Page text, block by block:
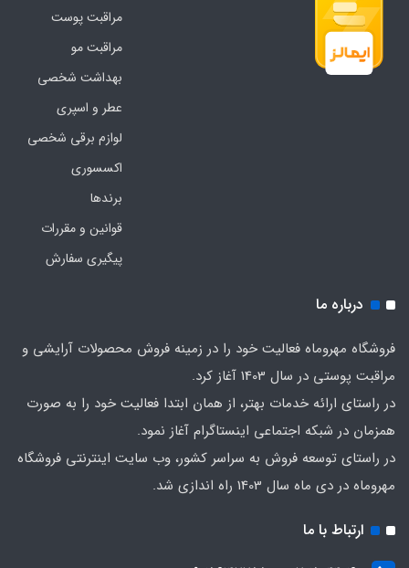
مراقبت پوست
مراقبت مو
بهداشت شخصی
عطر و اسپری
لوازم برقی شخصی
اکسسوری
برندها
قوانین و مقررات
پیگیری سفارش
درباره ما
فروشگاه مهروماه فعالیت خود را در زمینه فروش محصولات آرایشی و
مراقبت پوستی در سال 1403 آغاز کرد.
در راستای ارائه خدمات بهتر، از همان ابتدا فعالیت خود را به صورت
همزمان در شبکه اجتماعی اینستاگرام آغاز نمود.
در راستای توسعه فروش به سراسر کشور، وب سایت اینترنتی فروشگاه
مهروماه در دی ماه سال 1403 راه اندازی شد.
ارتباط با ما